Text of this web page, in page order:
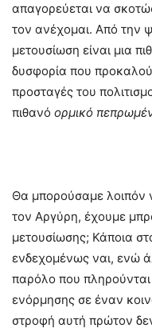
απαγορεύεται να
τον ανέχομαι. Από την
μετουσίωση είναι μια
δυσφορία που
προσταγές του
πιθανό ορμικό
Θα μπορούσαμε λοιπόν
τον Αργύρη, έχουμε
μετουσίωσης; Κάποια
ενδεχομένως ναι, ενώ
παρόλο που πληρούνται
ενόρμησης σε έναν
στροφή αυτή πρώτον